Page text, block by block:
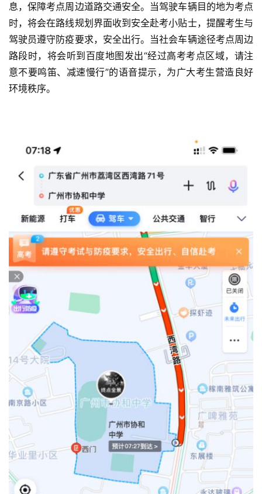
智
车
时
代
旅
行
家
快
报
栏
吉
注册
息，保障考点周边道路交通安全。当驾驶车辆目的地为考点
时，将会在路线规划界面收到安全赴考小贴士，提醒考生与
驾驶员遵守防疫要求，安全出行。当社会车辆途径考点周边
路段时，将会听到百度地图发出“经过高考考点区域，请注
意不要鸣笛、减速慢行”的语音提示，为广大考生营造良好
环境秩序。